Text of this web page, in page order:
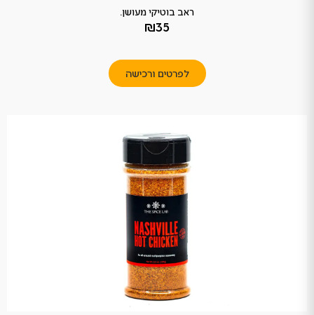
ראב בוטיקי מעושן.
₪35
לפרטים ורכישה